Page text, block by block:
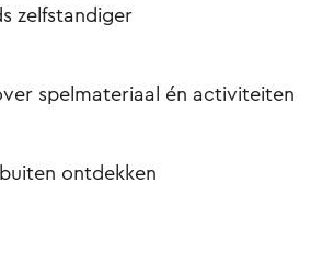
zelfstandiger
spelmateriaal én activiteiten
ontdekken